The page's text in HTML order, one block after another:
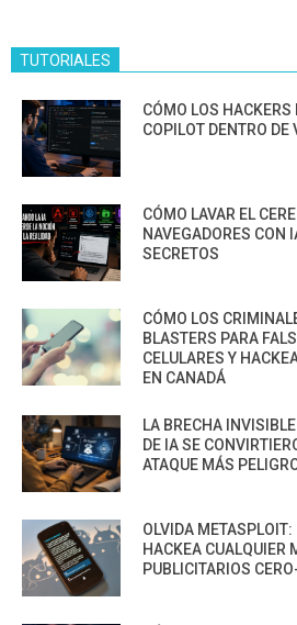
TUTORIALES
CÓMO LOS
COPILOT DENTRO DE
CÓMO LAVAR EL
NAVEGADORES CON
SECRETOS
CÓMO LOS
BLASTERS PARA
CELULARES Y
EN CANADÁ
LA BRECHA
DE IA SE
ATAQUE MÁS
OLVIDA
HACKEA CUALQUIER
PUBLICITARIOS